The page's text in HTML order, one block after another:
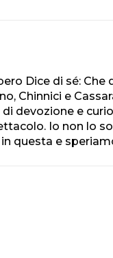
Dice di sé: Che
Chinnici e
devozione e
Io non lo
questa e